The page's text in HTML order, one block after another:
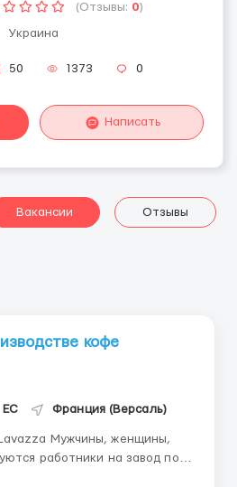
(Отзывы: 0)
Украина
50 1373 0
Написать
Вакансии Отзывы
кофе
ЕС Франция (Версаль)
женщины,
график : 6